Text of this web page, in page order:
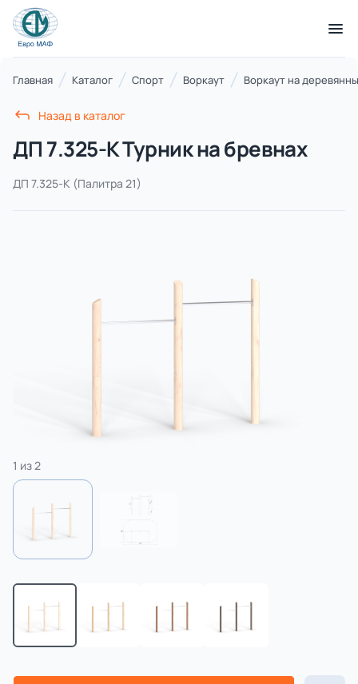
КАТАЛОГ ТОВАРОВ
21 категория
Детские игровые площадки
7 категорий
3 категории
4 категории
Главная Каталог Спорт Воркаут Воркаут на
Назад в каталог
ДП 7.325-К Турник на бревнах
ДП 7.325-К (Палитра 21)
1 из2